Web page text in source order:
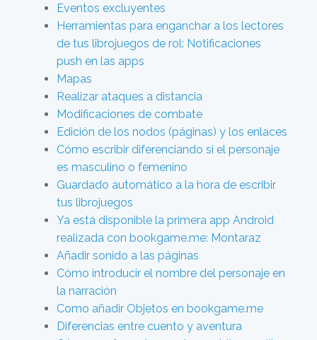
Eventos excluyentes
Herramientas para enganchar a los lectores
de tus librojuegos de rol: Notificaciones
push en las apps
Mapas
Realizar ataques a distancia
Modificaciones de combate
Edición de los nodos (páginas) y los enlaces
Cómo escribir diferenciando si el personaje
es masculino o femenino
Guardado automático a la hora de escribir
tus librojuegos
Ya está disponible la primera app Android
realizada con bookgame.me: Montaraz
Añadir sonido a las páginas
Cómo introducir el nombre del personaje en
la narración
Como añadir Objetos en bookgame.me
Diferencias entre cuento y aventura